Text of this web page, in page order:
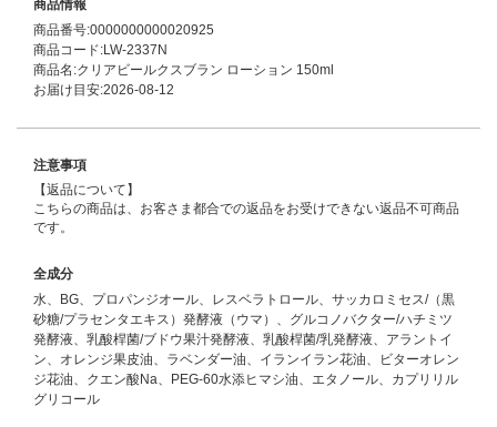
商品情報
商品番号:0000000000020925
商品コード:LW-2337N
商品名:クリアビールクスブラン ローション 150ml
お届け目安:2026-08-12
注意事項
【返品について】
こちらの商品は、お客さま都合での返品をお受けできない返品不可商品
です。
全成分
水、BG、プロパンジオール、レスベラトロール、サッカロミセス/（黒
砂糖/プラセンタエキス）発酵液（ウマ）、グルコノバクター/ハチミツ
発酵液、乳酸桿菌/ブドウ果汁発酵液、乳酸桿菌/乳発酵液、アラントイ
ン、オレンジ果皮油、ラベンダー油、イランイラン花油、ビターオレン
ジ花油、クエン酸Na、PEG-60水添ヒマシ油、エタノール、カプリリル
グリコール